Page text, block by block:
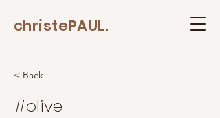
christePAUL.
< Back
#olive